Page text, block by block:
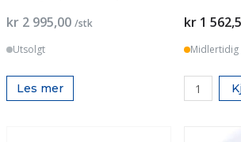
kr 2 995,00 /stk
Utsolgt
Les mer
kr 1